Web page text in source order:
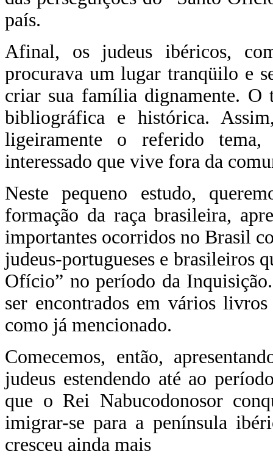
país.
Afinal, os judeus ibéricos,
procurava um lugar tranqüilo e
criar sua família dignamente. O
bibliográfica e histórica.
ligeiramente o referido tema,
interessado que vive fora da
Neste pequeno estudo,
formação da raça brasileira,
importantes ocorridos no Brasil
judeus-portugueses e brasileiros
Ofício” no período da
ser encontrados em vários
como já mencionado.
Comecemos, então,
judeus estendendo até ao
que o Rei Nabucodonosor
imigrar-se para a península
cresceu ainda mais